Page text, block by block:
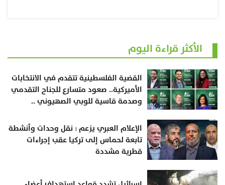
الأكثر قراءة اليوم
القضية الفلسطينية تتقدم في الانتخابات
الأميركية.. صعود متسارع للجناح التقدمي
وصدمة قاسية للوبي الصهيوني ..
الإعلام العبري يزعم : نقل وحدات وأنشطة
تابعة لحماس إلى تركيا عقب إجراءات
قطرية مشددة